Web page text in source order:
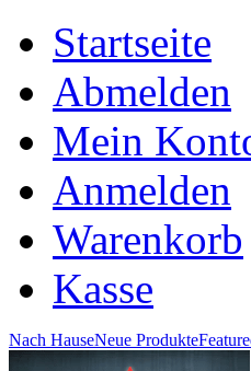
Startseite
Abmelden
Mein
Anmelden
Warenkorb
Kasse
Nach HauseNeue Produkte